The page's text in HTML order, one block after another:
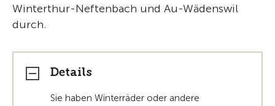
Winterthur-Neftenbach und Au-Wädenswil
durch.
Details
Sie haben Winterräder oder andere